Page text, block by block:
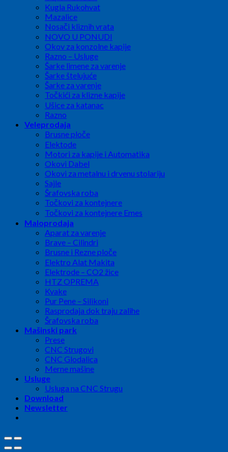
Kugla Rukohvat
Mazalice
Nosači kliznih vrata
NOVO U PONUDI
Okov za konzolne kapije
Razno – Usluge
Šarke limene za varenje
Šarke štelujuće
Šarke za varenje
Točkići za klizne kapije
Ušice za katanac
Razno
Veleprodaja
Brusne ploče
Elektode
Motori za kapije i Automatika
Okovi Dabel
Okovi za metalnu i drvenu stolariju
Sajle
Šrafovska roba
Točkovi za kontejnere
Točkovi za kontejnere Emes
Maloprodaja
Aparat za varenje
Brave – Cilindri
Brusne i Rezne ploče
Elektro Alat Makita
Elektrode – CO2 žice
HTZ OPREMA
Kvake
Pur Pene – Silikoni
Rasprodaja dok traju zalihe
Šrafovska roba
Mašinski park
Prese
CNC Strugovi
CNC Glodalica
Merne mašine
Usluge
Usluga na CNC Strugu
Download
Newsletter